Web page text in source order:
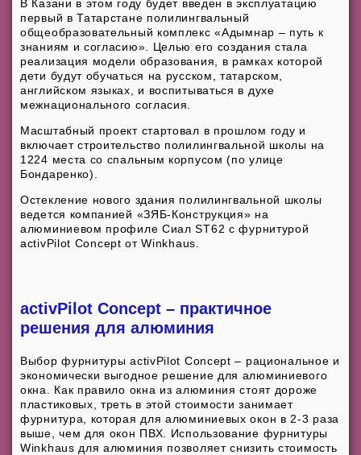
В Казани в этом году будет введен в эксплуатацию
первый в Татарстане полилингвальный
общеобразовательный комплекс «Адымнар – путь к
знаниям и согласию». Целью его создания стала
реализация модели образования, в рамках которой
дети будут обучаться на русском, татарском,
английском языках, и воспитываться в духе
межнационального согласия.
Масштабный проект стартовал в прошлом году и
включает строительство полилингвальной школы на
1224 места со спальным корпусом (по улице
Бондаренко).
Остекление нового здания полилингвальной школы
ведется компанией «ЗЯБ-Конструкция» на
алюминиевом профиле Сиал ST62 с фурнитурой
activPilot Concept от Winkhaus.
activPilot Concept – практичное
решения для алюминия
Выбор фурнитуры activPilot Concept – рациональное и
экономически выгодное решение для алюминиевого
окна. Как правило окна из алюминия стоят дороже
пластиковых, треть в этой стоимости занимает
фурнитура, которая для алюминиевых окон в 2-3 раза
выше, чем для окон ПВХ. Использование фурнитуры
Winkhaus для алюминия позволяет снизить стоимость